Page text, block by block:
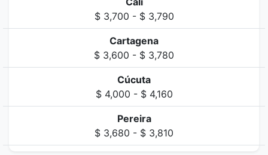
$ 3,700 - $ 3,790
Cartagena
$ 3,600 - $ 3,780
Cúcuta
$ 4,000 - $ 4,160
Pereira
$ 3,680 - $ 3,810